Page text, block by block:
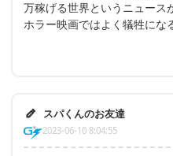
万稼げる世界というニュース
ホラー映画ではよく犠牲にな
スパくんのお友達
2023-06-10 8:04:55